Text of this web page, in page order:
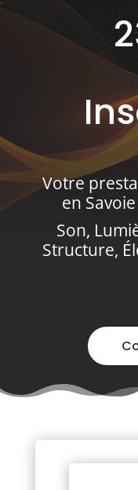
Votre
en
Son,
Structure,